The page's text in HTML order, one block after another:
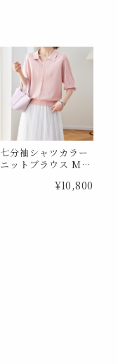
七分袖シャツカラー
ニットブラウス Me1
¥10,800